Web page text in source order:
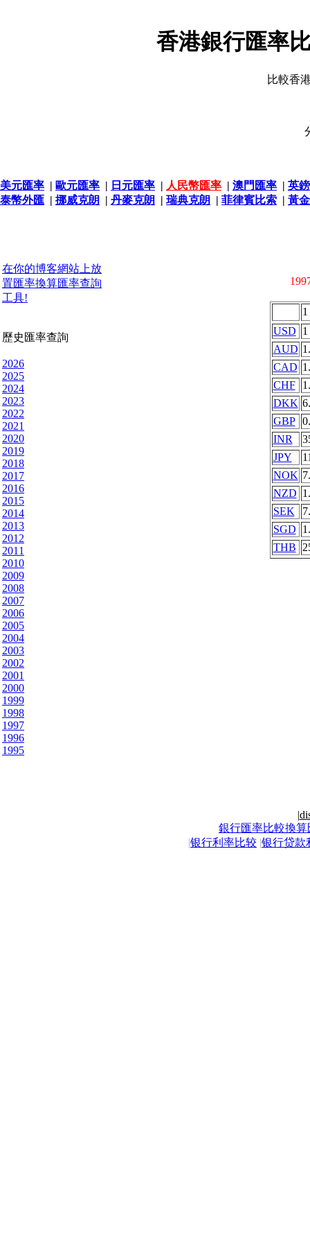
香港銀行匯率
比較香
美元匯率 | 歐元匯率 | 日元匯率 | 人民幣匯率 | 澳門匯率 | 英
泰幣外匯 | 挪威克朗 | 丹麥克朗 | 瑞典克朗 | 菲律賓比索 | 黃
在你的博客網站上放
置匯率換算匯率查詢
工具!
歷史匯率查詢
2026
2025
2024
2023
2022
2021
2020
2019
2018
2017
2016
2015
2014
2013
2012
2011
2010
2009
2008
2007
2006
2005
2004
2003
2002
2001
2000
1999
1998
1997
1996
1995
1
USD
1
AUD
CAD
CHF
DKK
GBP
INR
JPY
NOK
NZD
SEK
SGD
THB
|
銀行匯率比較換算
|银行利率比较 |银行贷款